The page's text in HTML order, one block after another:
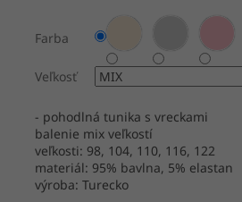
Farba
Veľkosť
- pohodlná tunika s vreckami
balenie mix veľkostí
veľkosti: 98, 104, 110, 116, 122
materiál: 95% bavlna, 5% elastan
výroba: Turecko